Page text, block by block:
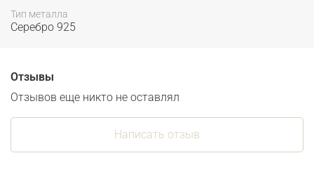
Тип металла
Серебро 925
Отзывы
Отзывов еще никто не оставлял
Написать отзыв